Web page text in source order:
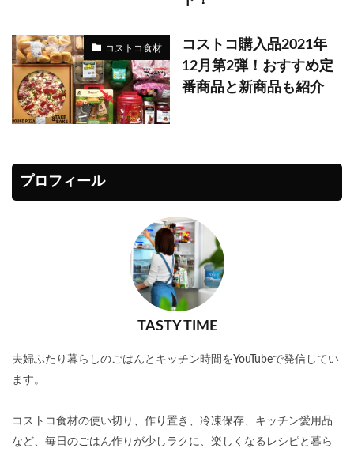
コストコ食材
コストコ購入品2021年
12月第2弾！おすすめ定
番商品と新商品も紹介
プロフィール
TASTY TIME
夫婦ふたり暮らしのごはんとキッチン時間をYouTubeで発信してい
ます。
コストコ食材の使い切り、作り置き、冷凍保存、キッチン愛用品
など、毎日のごはん作りが少しラクに、楽しくなるレシピと暮ら